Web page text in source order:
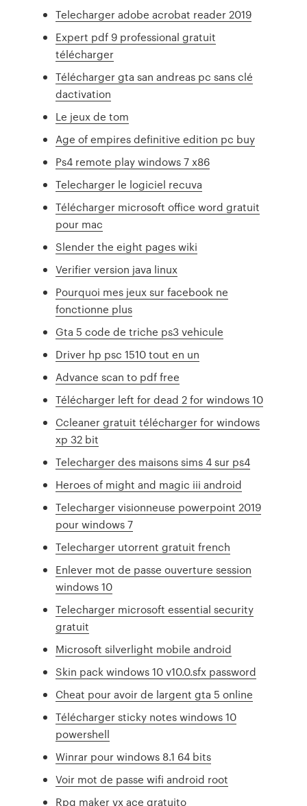
Telecharger adobe acrobat reader 2019
Expert pdf 9 professional gratuit
télécharger
Télécharger gta san andreas pc sans clé
dactivation
Le jeux de tom
Age of empires definitive edition pc buy
Ps4 remote play windows 7 x86
Telecharger le logiciel recuva
Télécharger microsoft office word gratuit
pour mac
Slender the eight pages wiki
Verifier version java linux
Pourquoi mes jeux sur facebook ne
fonctionne plus
Gta 5 code de triche ps3 vehicule
Driver hp psc 1510 tout en un
Advance scan to pdf free
Télécharger left for dead 2 for windows 10
Ccleaner gratuit télécharger for windows
xp 32 bit
Telecharger des maisons sims 4 sur ps4
Heroes of might and magic iii android
Telecharger visionneuse powerpoint 2019
pour windows 7
Telecharger utorrent gratuit french
Enlever mot de passe ouverture session
windows 10
Telecharger microsoft essential security
gratuit
Microsoft silverlight mobile android
Skin pack windows 10 v10.0.sfx password
Cheat pour avoir de largent gta 5 online
Télécharger sticky notes windows 10
powershell
Winrar pour windows 8.1 64 bits
Voir mot de passe wifi android root
Rpg maker vx ace gratuito